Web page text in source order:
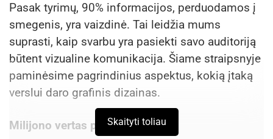
Pasak tyrimų, 90% informacijos, perduodamos į
smegenis, yra vaizdinė. Tai leidžia mums
suprasti, kaip svarbu yra pasiekti savo auditoriją
būtent vizualine komunikacija. Šiame straipsnyje
paminėsime pagrindinius aspektus, kokią įtaką
verslui daro grafinis dizainas.
Milijono vertas pirmasis įspūdis
Skaityti toliau